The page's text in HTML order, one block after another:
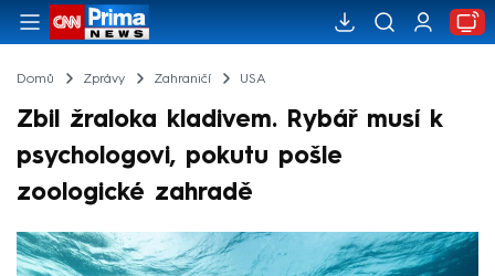
Domů Zprávy Zahraničí USA
Zbil žraloka kladivem. Rybář musí k
psychologovi, pokutu pošle
zoologické zahradě